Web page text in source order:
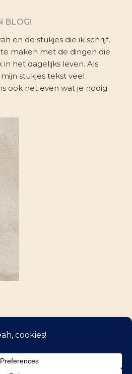
BLOG!
en de stukjes die ik schrijf,
maken met de dingen die
het dagelijks leven. Als
stukjes tekst veel
ook net even wat je nodig